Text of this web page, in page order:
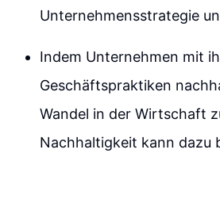
Unternehmensstrategie
Indem Unternehmen mit
Geschäftspraktiken
Wandel in der Wirtschaft
Nachhaltigkeit kann dazu